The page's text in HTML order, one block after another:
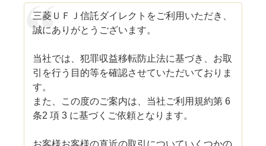
三菱ＵＦＪ信託ダイレクトをご利用いただき、
誠にありがとうございます。
当社では、犯罪収益移転防止法に基づき、お取
引を行う目的等を確認させていただいておりま
す。
また、この度のご案内は、当社ご利用規約第 6
条2 項 3 に基づくご依頼となります。
お客様お客様の直近の取引についていくつかの